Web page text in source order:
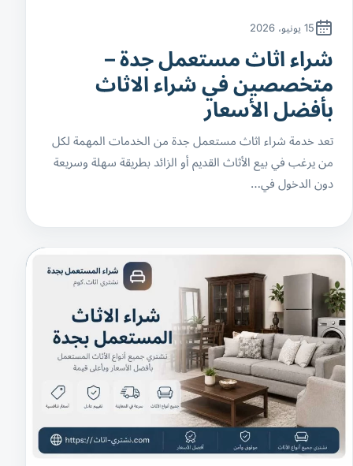
15 يونيو، 2026
شراء اثاث مستعمل جدة –
متخصصين في شراء الاثاث
بأفضل الأسعار
تعد خدمة شراء اثاث مستعمل جدة من الخدمات المهمة لكل
من يرغب في بيع الأثاث القديم أو الزائد بطريقة سهلة وسريعة
دون الدخول في…